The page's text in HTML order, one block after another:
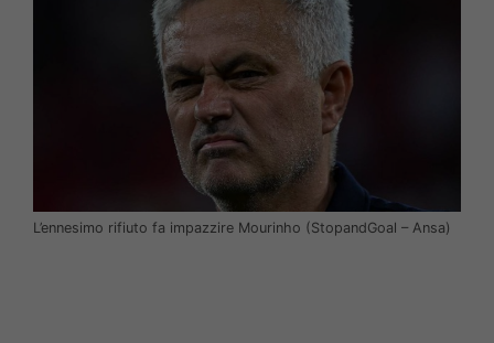
L’ennesimo rifiuto fa impazzire Mourinho (StopandGoal – Ansa)